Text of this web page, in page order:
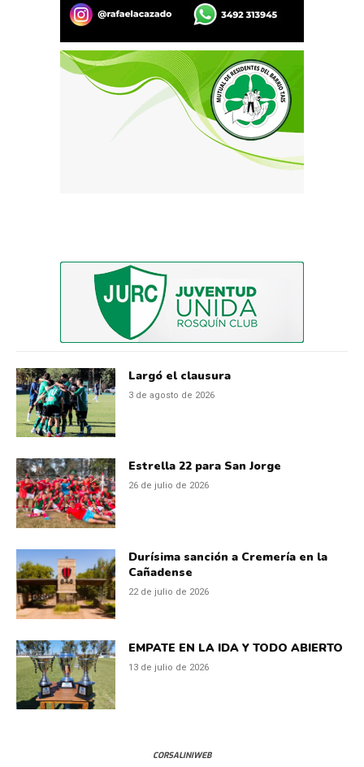
Largó el clausura
3 de agosto de 2026
Estrella 22 para San Jorge
26 de julio de 2026
Durísima sanción a Cremería en la
Cañadense
22 de julio de 2026
EMPATE EN LA IDA Y TODO ABIERTO
13 de julio de 2026
CORSALINIWEB